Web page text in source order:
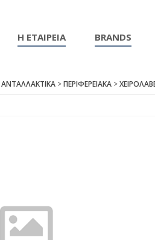
Η ΕΤΑΙΡΕΙΑ BRANDS
ΑΝΤΑΛΛΑΚΤΙΚΑ>ΠΕΡΙΦΕΡΕΙΑΚΑ>